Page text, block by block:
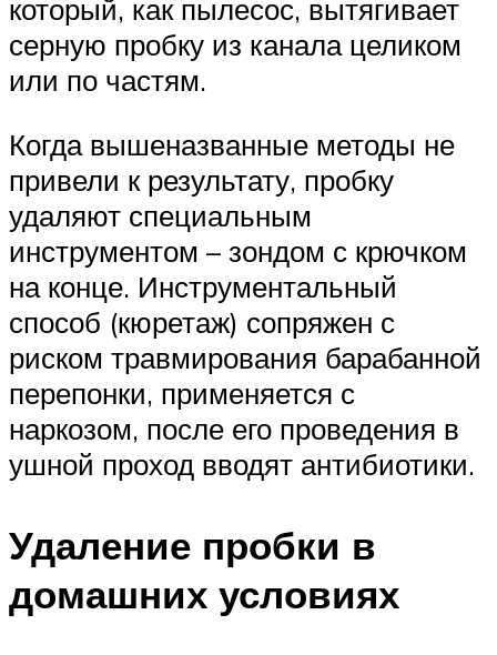
который, как пылесос, вытягивает
серную пробку из канала целиком
или по частям.
Когда вышеназванные методы не
привели к результату, пробку
удаляют специальным
инструментом – зондом с крючком
на конце. Инструментальный
способ (кюретаж) сопряжен с
риском травмирования барабанной
перепонки, применяется с
наркозом, после его проведения в
ушной проход вводят антибиотики.
Удаление пробки в
домашних условиях